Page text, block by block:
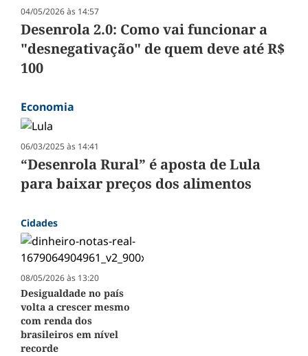
04/05/2026 às 14:57
Desenrola 2.0: Como vai funcionar a
"desnegativação" de quem deve até R$
100
Economia
06/03/2025 às 14:41
“Desenrola Rural” é aposta de Lula
para baixar preços dos alimentos
Cidades
08/05/2026 às 13:20
Desigualdade no país
volta a crescer mesmo
com renda dos
brasileiros em nível
recorde